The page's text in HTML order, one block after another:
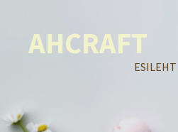
AHCRAFT
ESILEHT